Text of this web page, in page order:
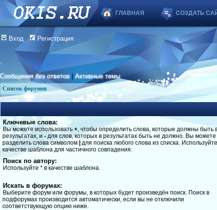
ГЛАВНАЯ СОЗДАТЬ
Вход Регистрация
Сообщения без ответов |Активные темы
Список форумов
Ключевые слова:
Вы можете использовать +, чтобы определить слова, которые должны быть
результатах, и - для слов, которых в результатах быть не должно. Вы можете
разделить слова символом
для поиска любого слова из списка.
качестве шаблона для частичного совпадения.
Поиск по автору:
Используйте * в качестве шаблона.
Искать в форумах:
Выберите форум или форумы, в которых будет произведён поиск. Поиск в
подфорумах производится автоматически, если вы не отключили
соответствующую опцию ниже.